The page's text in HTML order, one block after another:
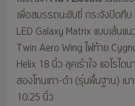
เพื่อสมรรถนะขับขี่ กระจังปิดทึ
LED Galaxy Matrix แบบเส้นแ
Twin Aero Wing ไฟท้าย
Helix 18 นิ้ว ลุคเร้าใจ แอโรไ
สองโทนเทา-ดำ (รุ่นพื้นฐาน) เ
10.25 นิ้ว